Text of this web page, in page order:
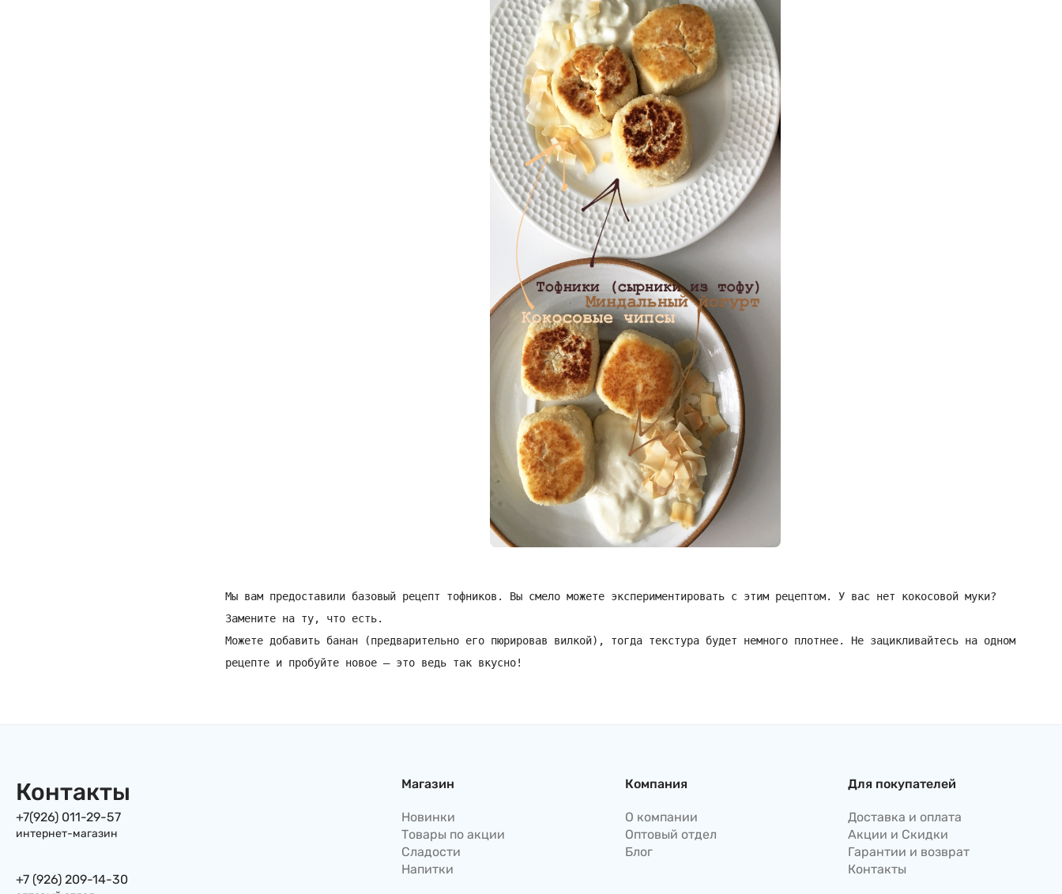
Мы вам предоставили базовый рецепт тофников. Вы смело можете экспериментировать с этим рецептом. У вас нет кокосовой муки?
Замените на ту, что есть.
Можете добавить банан (предварительно его пюрировав вилкой), тогда текстура будет немного плотнее. Не зацикливайтесь на одном
рецепте и пробуйте новое – это ведь так вкусно!
Контакты
+7(926) 011-29-57
интернет-магазин
+7 (926) 209-14-30
Магазин
Новинки
Товары по акции
Сладости
Напитки
Компания
О компании
Оптовый отдел
Блог
Для покупателей
Доставка и оплата
Акции и Скидки
Гарантии и возврат
Контакты